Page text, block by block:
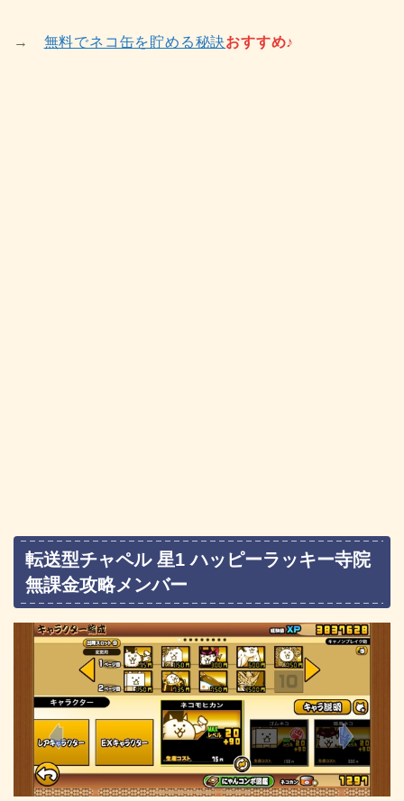
→ 無料でネコ缶を貯める秘訣おすすめ♪
転送型チャペル 星1 ハッピーラッキー寺院
無課金攻略メンバー